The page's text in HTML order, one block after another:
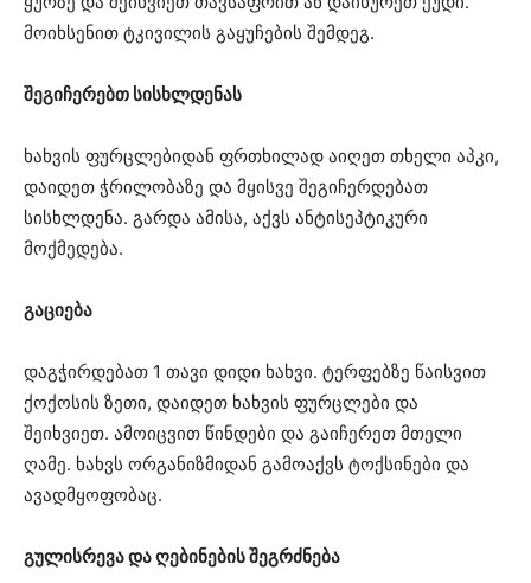
მოიხსენით ტკივილის გაყუჩების შემდეგ.
შეგიჩერებთ სისხლდენას
ხახვის ფურცლებიდან ფრთხილად აიღეთ თხელი აპკი,
დაიდეთ ჭრილობაზე და მყისვე შეგიჩერდებათ
სისხლდენა. გარდა ამისა, აქვს ანტისეპტიკური
მოქმედება.
გაციება
დაგჭირდებათ 1 თავი დიდი ხახვი. ტერფებზე წაისვით
ქოქოსის ზეთი, დაიდეთ ხახვის ფურცლები და
შეიხვიეთ. ამოიცვით წინდები და გაიჩერეთ მთელი
ღამე. ხახვს ორგანიზმიდან გამოაქვს ტოქსინები და
ავადმყოფობაც.
გულისრევა და ღებინების შეგრძნება